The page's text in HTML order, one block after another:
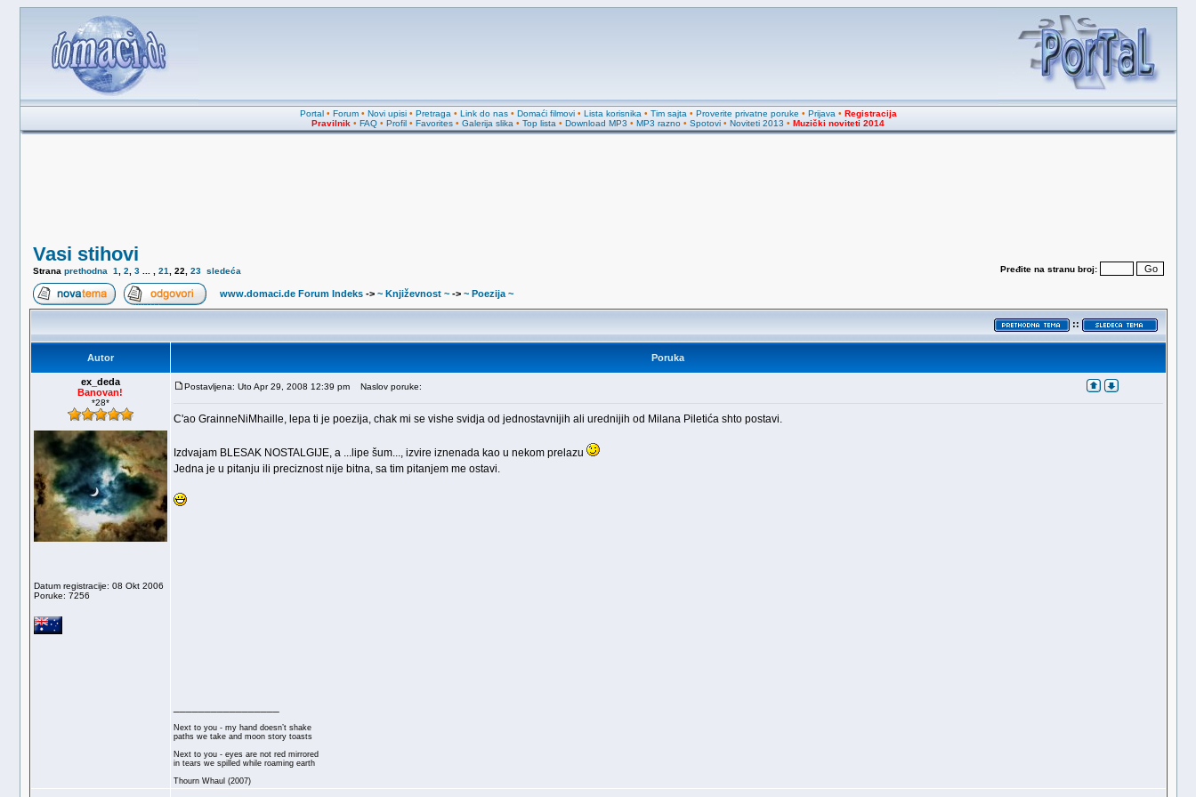
Portal• Forum• Novi upisi• Pretraga • Link do nas• Domaći filmovi• Lista korisnika • Tim sajta • Proverite privatne poruke • Prijava • Registracija
Pravilnik • FAQ • Profil • Favorites • Galerija slika • Top lista • Download MP3 • MP3 razno • Spotovi • Noviteti 2013 • Muzički noviteti 2014
Vasi stihovi
Strana prethodna 1 2 3... , 21 22 23 sledeća Pređite na stranu broj:
www.domaci.de Forum Indeks-> ~ Književnost ~-> ~ Poezija ~
::
Autor Poruka
ex_deda
Banovan!
*28*
Datum registracije: 08 Okt 2006
Poruke: 7256
Postavljena: Uto Apr 29, 2008 12:39 pm Naslov poruke:
C'ao GrainneNiMhaille, lepa ti je poezija, chak mi se vishe svidja od jednostavnijih ali urednijih od Milana Piletića shto postavi.
Izdvajam BLESAK NOSTALGIJE, a ...lipe šum..., izvire iznenada kao u nekom prelazu
Jedna je u pitanju ili preciznost nije bitna, sa tim pitanjem me ostavi.
Next to you - my hand doesn’t shake
paths we take and moon story toasts
Next to you - eyes are not red mirrored
in tears we spilled while roaming earth
Thourn Whaul (2007)